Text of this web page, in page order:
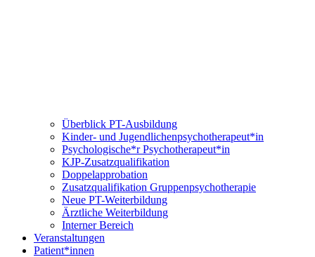
Überblick PT-Ausbildung
Kinder- und Jugendlichenpsychotherapeut*in
Psychologische*r Psychotherapeut*in
KJP-Zusatzqualifikation
Doppelapprobation
Zusatzqualifikation Gruppenpsychotherapie
Neue PT-Weiterbildung
Ärztliche Weiterbildung
Interner Bereich
Veranstaltungen
Patient*innen